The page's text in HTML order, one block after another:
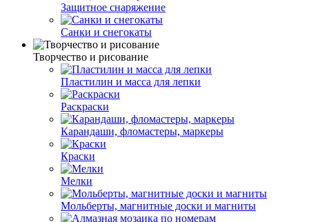
Защитное снаряжение
Санки и снегокаты
Творчество и рисование
Пластилин и масса для лепки
Раскраски
Карандаши, фломастеры, маркеры
Краски
Мелки
Мольберты, магнитные доски и магниты